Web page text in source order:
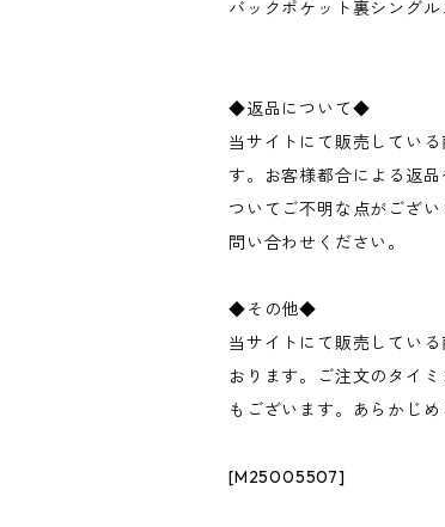
バックポケット裏シングル
◆返品について◆
当サイトにて販売してい
す。お客様都合による返
ついてご不明な点がござ
問い合わせください。
◆その他◆
当サイトにて販売してい
おります。ご注文のタイ
もございます。あらかじめ
[M25005507]